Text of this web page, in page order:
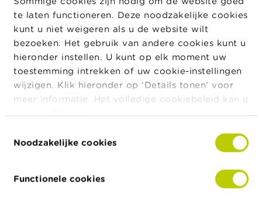
te laten functioneren. Deze noodzakelijke cookies
kunt u niet weigeren als u de website wilt
bezoeken. Het gebruik van andere cookies kunt u
hieronder instellen. U kunt op elk moment uw
toestemming intrekken of uw cookie-instellingen
wijzigen. Klik hieronder op ‘Details tonen’ voor
meer informatie. Het volledige cookiebeleid kan u
Noodzakelijke cookies
Functionele cookies
20/12/2023 De FSMA waarschuwt voor BTC20.com
21/12/2023 CNR Invest
14/02/2024
Frauduleuze tradingplatformen: hoe
fraudeurs aan uw gegevens raken
07/03/2024
De FSMA waarschuwt consumenten voor
een spelletje schaduwbeleggen
14/03/2024
Let op voor deze nieuwe frauduleuze